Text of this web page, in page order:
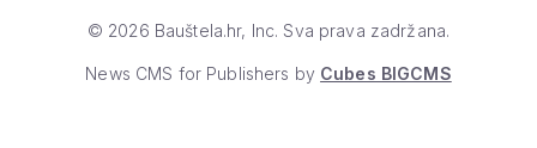
© 2026 Bauštela.hr, Inc. Sva prava zadržana.
News CMS for Publishers by Cubes BIGCMS